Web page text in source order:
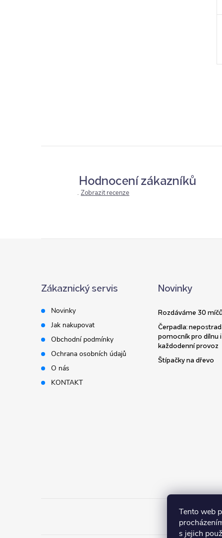
Tento web
s jejich
Hodnocení zákazníků
Zobrazit recenze
Zákaznický servis
Novinky
Jak nakupovat
Obchodní podmínky
Ochrana osobních údajů
O nás
KONTAKT
Novinky
Rozdáváme 30
Čerpadla:
pomocník pro dílnu i
každodenní provoz
Štípačky na dřevo